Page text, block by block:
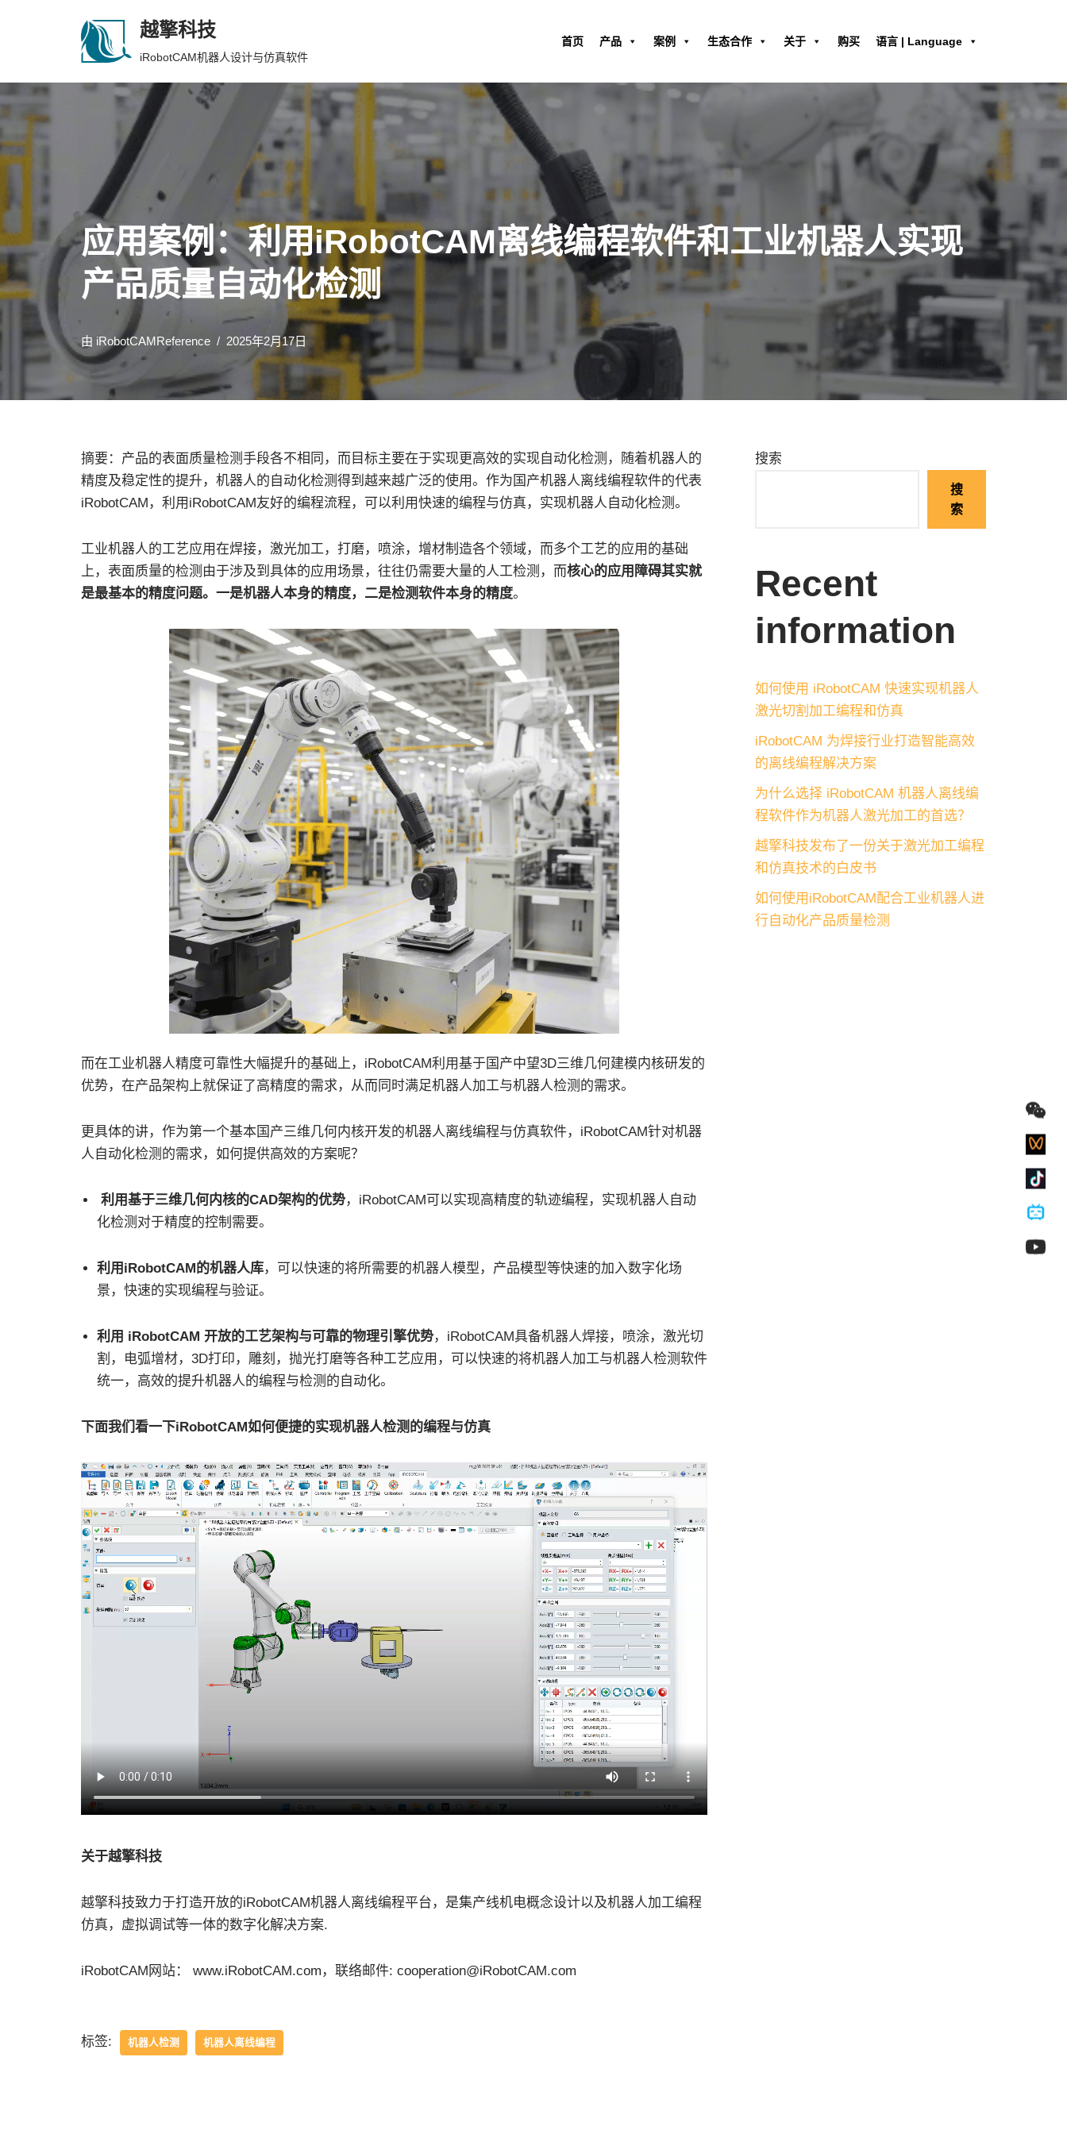
越擎科技
iRobotCAM机器人设计与仿真软件
首页 产品 案例 生态合作 关于 购买 语言 | Language
应用案例：利用iRobotCAM离线编程软件和工业机器人实现
产品质量自动化检测
由 iRobotCAMReference 2025年2月17日
摘要：产品的表面质量检测手段各不相同，而目标主要在于实现更高效的实现自动化检测，随着机器人的
精度及稳定性的提升，机器人的自动化检测得到越来越广泛的使用。作为国产机器人离线编程软件的代表
iRobotCAM，利用iRobotCAM友好的编程流程，可以利用快速的编程与仿真，实现机器人自动化检测。
工业机器人的工艺应用在焊接，激光加工，打磨，喷涂，增材制造各个领域，而多个工艺的应用的基础
上，表面质量的检测由于涉及到具体的应用场景，往往仍需要大量的人工检测，而核心的应用障碍其实就
是最基本的精度问题。一是机器人本身的精度，二是检测软件本身的精度。
而在工业机器人精度可靠性大幅提升的基础上，iRobotCAM利用基于国产中望3D三维几何建模内核研发的
优势，在产品架构上就保证了高精度的需求，从而同时满足机器人加工与机器人检测的需求。
更具体的讲，作为第一个基本国产三维几何内核开发的机器人离线编程与仿真软件，iRobotCAM针对机器
人自动化检测的需求，如何提供高效的方案呢？
利用基于三维几何内核的CAD架构的优势，iRobotCAM可以实现高精度的轨迹编程，实现机器人自动
化检测对于精度的控制需要。
利用iRobotCAM的机器人库，可以快速的将所需要的机器人模型，产品模型等快速的加入数字化场
景，快速的实现编程与验证。
利用 iRobotCAM 开放的工艺架构与可靠的物理引擎优势，iRobotCAM具备机器人焊接，喷涂，激光切
割，电弧增材，3D打印，雕刻，抛光打磨等各种工艺应用，可以快速的将机器人加工与机器人检测软件
统一，高效的提升机器人的编程与检测的自动化。
下面我们看一下iRobotCAM如何便捷的实现机器人检测的编程与仿真
关于越擎科技
越擎科技致力于打造开放的iRobotCAM机器人离线编程平台，是集产线机电概念设计以及机器人加工编程
仿真，虚拟调试等一体的数字化解决方案.
iRobotCAM网站： www.iRobotCAM.com，联络邮件: cooperation@iRobotCAM.com
标签: 机器人检测 机器人离线编程
搜索
搜
索
Recent
information
如何使用 iRobotCAM 快速实现机器人
激光切割加工编程和仿真
iRobotCAM 为焊接行业打造智能高效
的离线编程解决方案
为什么选择 iRobotCAM 机器人离线编
程软件作为机器人激光加工的首选？
越擎科技发布了一份关于激光加工编程
和仿真技术的白皮书
如何使用iRobotCAM配合工业机器人进
行自动化产品质量检测